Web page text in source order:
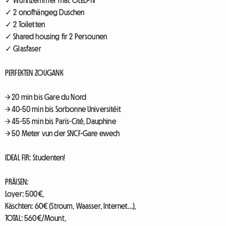
✓ 2 onofhängeg Duschen
✓ 2 Toiletten
✓ Shared housing fir 2 Persounen
✓ Glasfaser
PERFEKTEN ZOUGANK
→ 20 min bis Gare du Nord
→ 40-50 min bis Sorbonne Universitéit
→ 45-55 min bis Paris-Cité, Dauphine
→ 50 Meter vun der SNCF-Gare ewech
IDEAL FIR: Studenten!
PRÄISEN:
Loyer: 500€,
Käschten: 60€ (Stroum, Waasser, Internet...),
TOTAL: 560€/Mount,